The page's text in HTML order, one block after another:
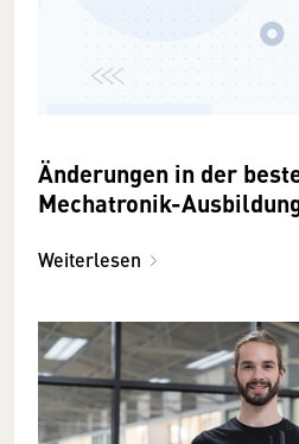
Änderungen in der
Mechatronik-
Weiterlesen